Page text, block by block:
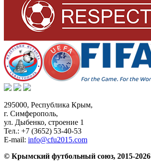
295000, Республика Крым,
г. Симферополь,
ул. Дыбенко, строение 1
Тел.: +7 (3652) 53-40-53
E-mail: info@cfu2015.com
© Крымский футбольный союз, 2015-2026